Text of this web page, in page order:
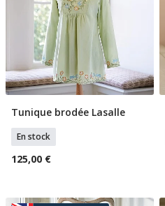
Sélectionner Tailles
Tunique brodée Lasalle
En stock
125,00 €